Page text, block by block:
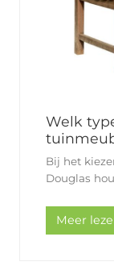
Welk
Bij het
Douglas
Meer